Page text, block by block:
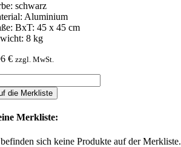
schwarz
Aluminium
BxT: 45 x 45 cm
8 kg
€ zzgl. MwSt.
die Merkliste
Merkliste:
sich keine Produkte auf der Merkliste.